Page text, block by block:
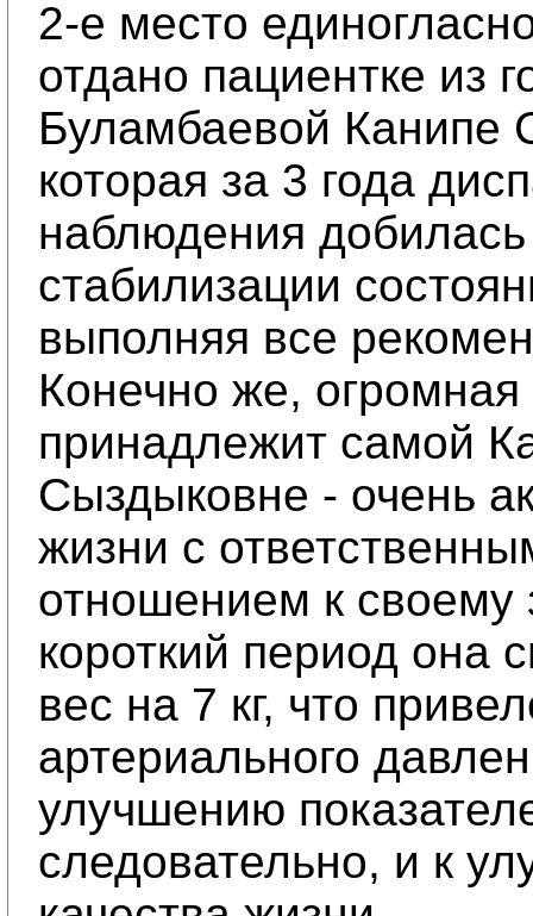
2-е место
отдано пациентке из
Буламбаевой Канипе
которая за 3 года
наблюдения добилась
стабилизации
выполняя все
Конечно же, огромная
принадлежит самой
Сыздыковне - очень
жизни с
отношением к своему
короткий период она
вес на 7 кг, что
артериального
улучшению
следовательно, и к